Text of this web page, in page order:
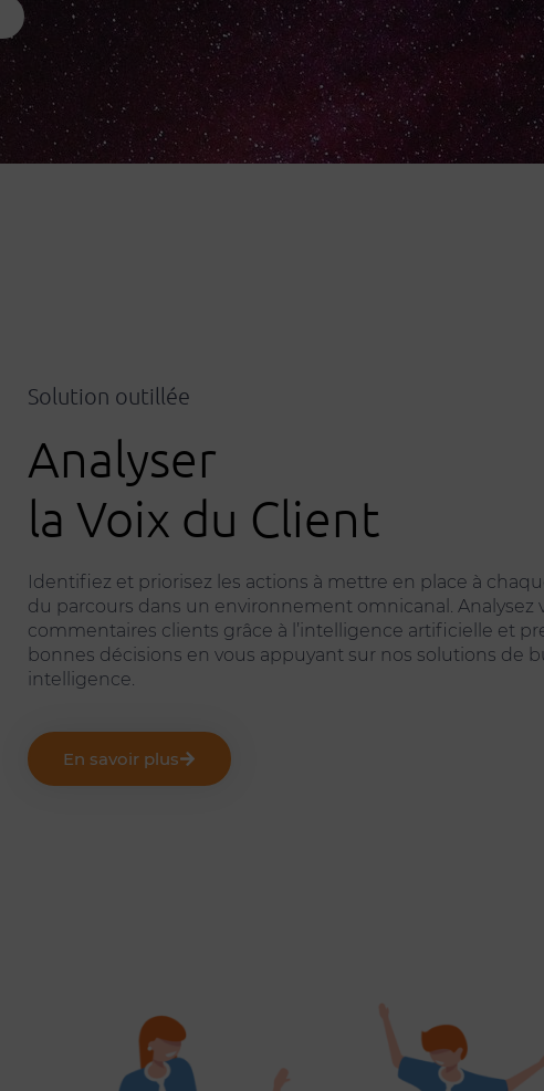
Solution outillée
Analyser
la Voix du Client
Identifiez et priorisez les actions à mettre en place à
du parcours dans un environnement omnicanal. Analysez
commentaires clients grâce à l’intelligence artificielle et
bonnes décisions en vous appuyant sur nos solutions de
intelligence.
En savoir plus